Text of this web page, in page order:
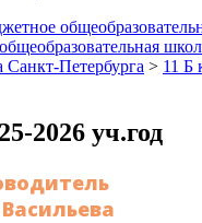
Петербурга > 11 Б
2026 уч.год